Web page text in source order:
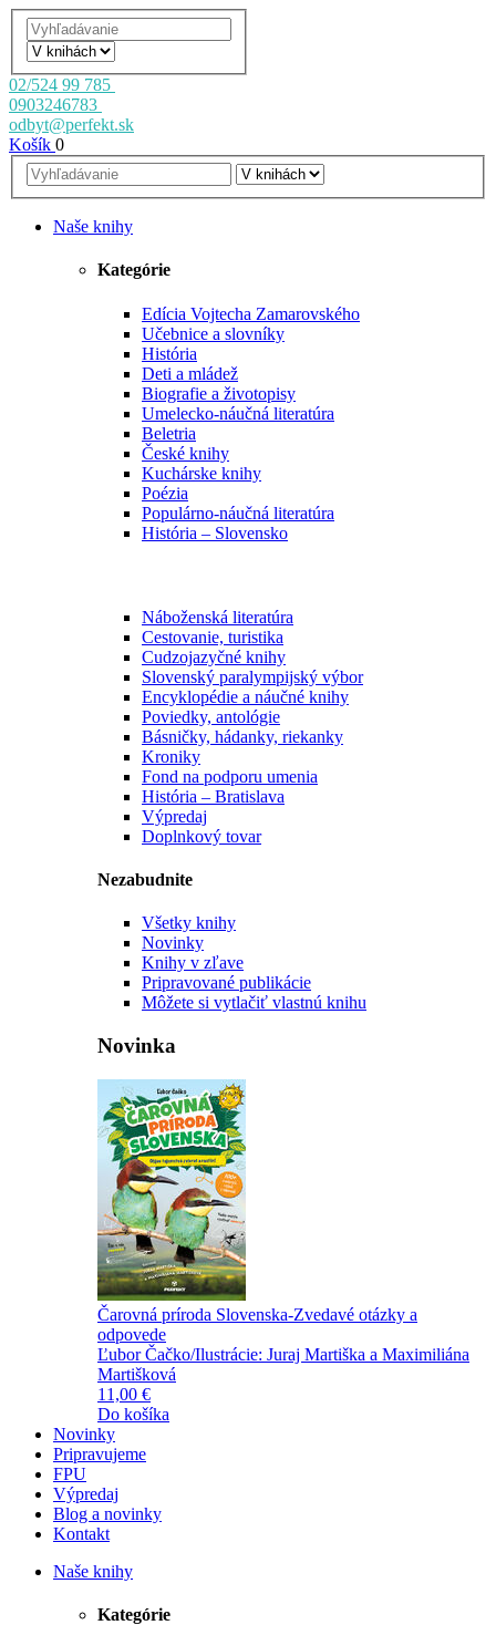
02/524 99 785
0903246783
odbyt@perfekt.sk
Košík 0
Naše knihy
Kategórie
Edícia Vojtecha Zamarovského
Učebnice a slovníky
História
Deti a mládež
Biografie a životopisy
Umelecko-náučná literatúra
Beletria
České knihy
Kuchárske knihy
Poézia
Populárno-náučná literatúra
História – Slovensko
Náboženská literatúra
Cestovanie, turistika
Cudzojazyčné knihy
Slovenský paralympijský výbor
Encyklopédie a náučné knihy
Poviedky, antológie
Básničky, hádanky, riekanky
Kroniky
Fond na podporu umenia
História – Bratislava
Výpredaj
Doplnkový tovar
Nezabudnite
Všetky knihy
Novinky
Knihy v zľave
Pripravované publikácie
Môžete si vytlačiť vlastnú knihu
Novinka
Čarovná príroda Slovenska-Zvedavé otázky a
odpovede
Ľubor Čačko/Ilustrácie: Juraj Martiška a Maximiliána
Martišková
11,00 €
Do košíka
Novinky
Pripravujeme
FPU
Výpredaj
Blog a novinky
Kontakt
Naše knihy
Kategórie